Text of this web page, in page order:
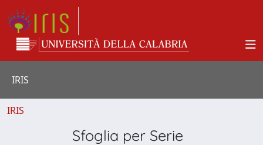
IRIS
IRIS
Sfoglia per Serie